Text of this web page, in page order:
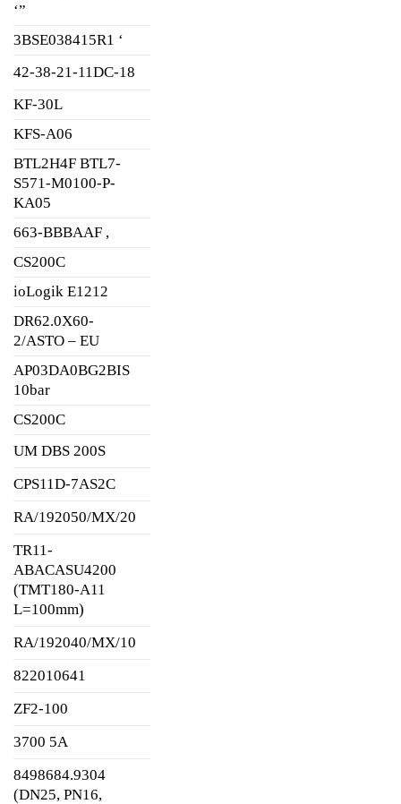
‘”
3BSE038415R1 ‘
42-38-21-11DC-18
KF-30L
KFS-A06
BTL2H4F BTL7-
S571-M0100-P-
KA05
663-BBBAAF ,
CS200C
ioLogik E1212
DR62.0X60-
2/ASTO – EU
AP03DA0BG2BIS
10bar
CS200C
UM DBS 200S
CPS11D-7AS2C
RA/192050/MX/20
TR11-
ABACASU4200
(TMT180-A11
L=100mm)
RA/192040/MX/10
822010641
ZF2-100
3700 5A
8498684.9304
(DN25, PN16,